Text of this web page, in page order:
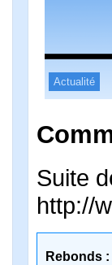
Actualité
Suite
http://
Rebonds :